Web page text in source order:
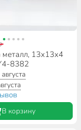
13х13х4
8382
В корзину